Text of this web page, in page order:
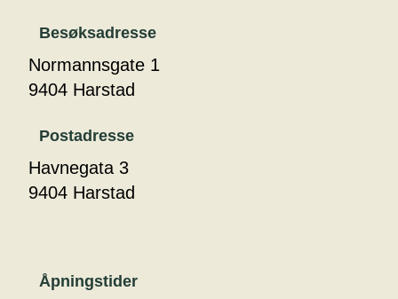
Besøksadresse
Normannsgate 1
9404 Harstad
Postadresse
Havnegata 3
9404 Harstad
Åpningstider